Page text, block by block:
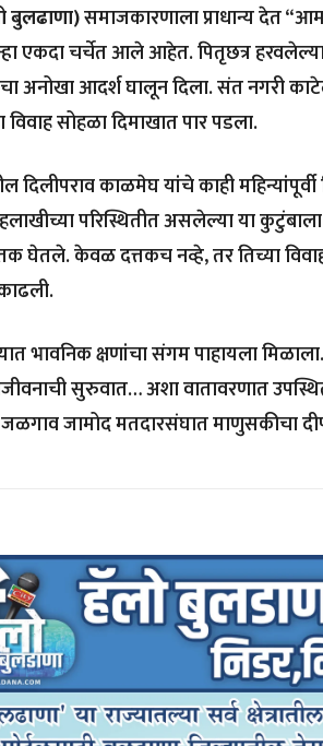
बुलढाणा)समाजकारणाला प्राधान्य देत
एकदा चर्चेत आले आहेत. पितृछत्र हरवलेल्या
अनोखा आदर्श घालून दिला. संत नगरी
विवाह सोहळा दिमाखात पार पडला.
दिलीपराव काळमेघ यांचे काही
परिस्थितीत असलेल्या या
घेतले. केवळ दत्तकच नव्हे, तर तिच्या
भावनिक क्षणांचा संगम पाहायला
सुरुवात… अशा वातावरणात
जळगाव जामोद मतदारसंघात माणुसकीचा